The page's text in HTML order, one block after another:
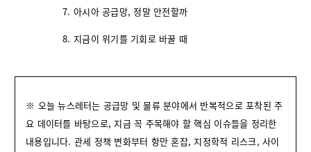
아시아 공급망, 정말 안전할까
지금이 위기를 기회로 바꿀 때
※ 오늘 뉴스레터는 공급망 및 물류 분야에서 반복적으로 포착된 주
요 데이터를 바탕으로, 지금 꼭 주목해야 할 핵심 이슈들을 정리한
내용입니다. 관세 정책 변화부터 항만 혼잡, 지정학적 리스크, 사이